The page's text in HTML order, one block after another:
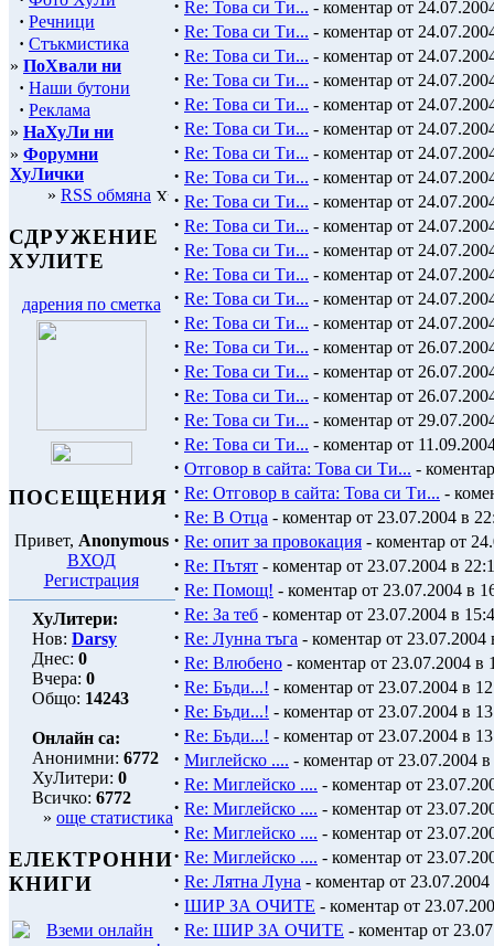
· Речници
· Стъкмистика
» ПоХвали ни
· Наши бутони
· Реклама
» НаХуЛи ни
» Форумни
ХуЛички
» RSS обмяна
СДРУЖЕНИЕ
ХУЛИТЕ
дарения по сметка
ПОСЕЩЕНИЯ
Привет, Anonymous
ВХОД
Регистрация
ХуЛитери:
Нов: Darsy
Днес: 0
Вчера: 0
Общо: 14243
Онлайн са:
Анонимни: 6772
ХуЛитери: 0
Всичко: 6772
» още статистика
ЕЛЕКТРОННИ
КНИГИ
· Re: Това си Ти... - коментар от
· Re: Това си Ти... - коментар от
· Re: Това си Ти... - коментар от
· Re: Това си Ти... - коментар от
· Re: Това си Ти... - коментар от
· Re: Това си Ти... - коментар от
· Re: Това си Ти... - коментар от
· Re: Това си Ти... - коментар от
· Re: Това си Ти... - коментар от
· Re: Това си Ти... - коментар от
· Re: Това си Ти... - коментар от
· Re: Това си Ти... - коментар от
· Re: Това си Ти... - коментар от
· Re: Това си Ти... - коментар от
· Re: Това си Ти... - коментар от
· Re: Това си Ти... - коментар от
· Re: Това си Ти... - коментар от
· Re: Това си Ти... - коментар от
· Re: Това си Ти... - коментар от
· Отговор в сайта: Това си Ти... -
· Re: Отговор в сайта: Това си Ти... -
· Re: В Отца - коментар от 23.07.2004 в
· Re: опит за провокация - коментар от
· Re: Пътят - коментар от 23.07.2004 в
· Re: Пoмoщ! - коментар от 23.07.2004 в
· Re: За теб - коментар от 23.07.2004 в
· Re: Лунна тъга - коментар от 23.07.2004
· Re: Влюбено - коментар от 23.07.2004 в
· Re: Бъди...! - коментар от 23.07.2004 в
· Re: Бъди...! - коментар от 23.07.2004 в
· Re: Бъди...! - коментар от 23.07.2004 в
· Миглейско .... - коментар от 23.07.2004
· Re: Миглейско .... - коментар от
· Re: Миглейско .... - коментар от
· Re: Миглейско .... - коментар от
· Re: Миглейско .... - коментар от
· Re: Лятна Луна - коментар от
· ШИР ЗА ОЧИТЕ - коментар от
· Re: ШИР ЗА ОЧИТЕ - коментар от